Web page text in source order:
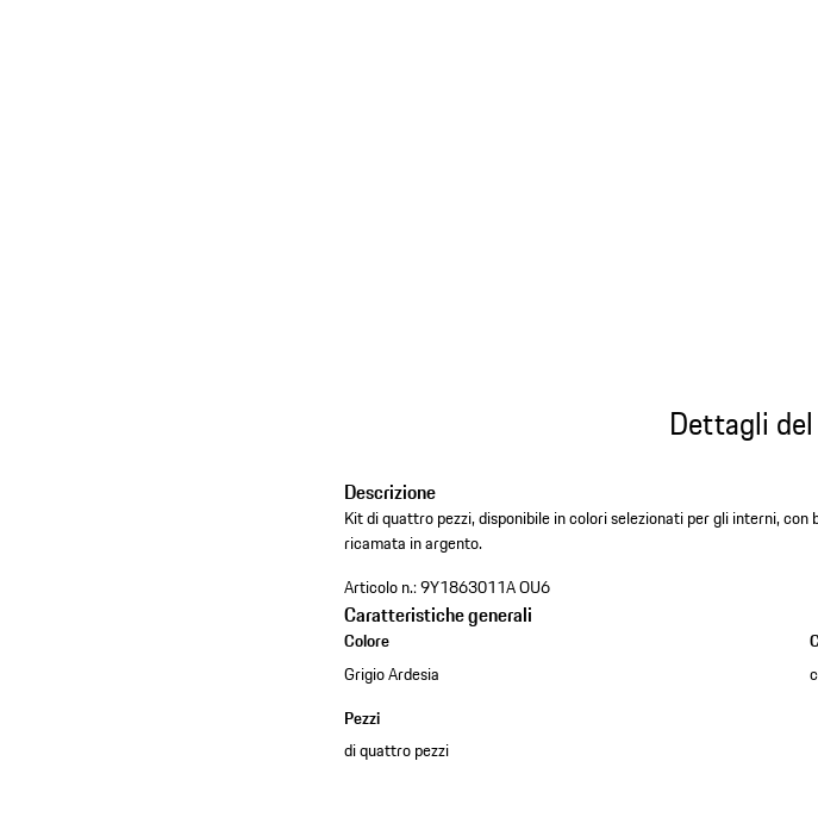
Dettagli
Descrizione
Kit di quattro pezzi, disponibile in colori selezionati per gli interni,
ricamata in argento.
Articolo n.:9Y1863011A OU6
Caratteristiche generali
Colore
Grigio Ardesia
Pezzi
di quattro pezzi